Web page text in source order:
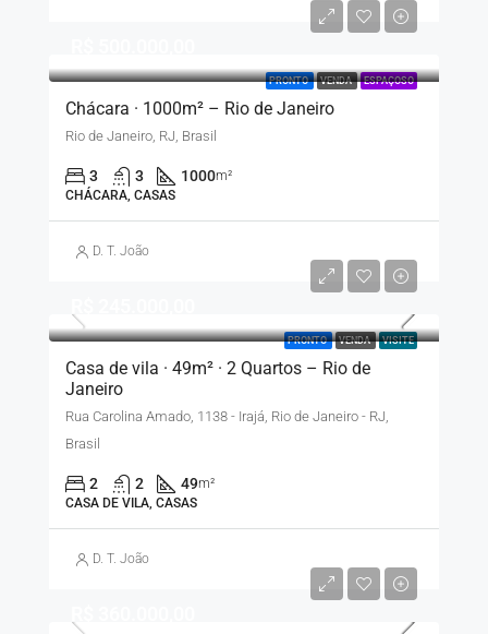
PRONTO VENDA ESPAÇOSO
Chácara · 1000m² – Rio de Janeiro
Rio de Janeiro, RJ, Brasil
3 3 1000m²
CHÁCARA, CASAS
D. T. João
PRONTO VENDA VISITE
Casa de vila · 49m² · 2 Quartos – Rio de
Janeiro
Rua Carolina Amado, 1138 - Irajá, Rio de Janeiro - RJ,
Brasil
2 2 49m²
CASA DE VILA, CASAS
D. T. João